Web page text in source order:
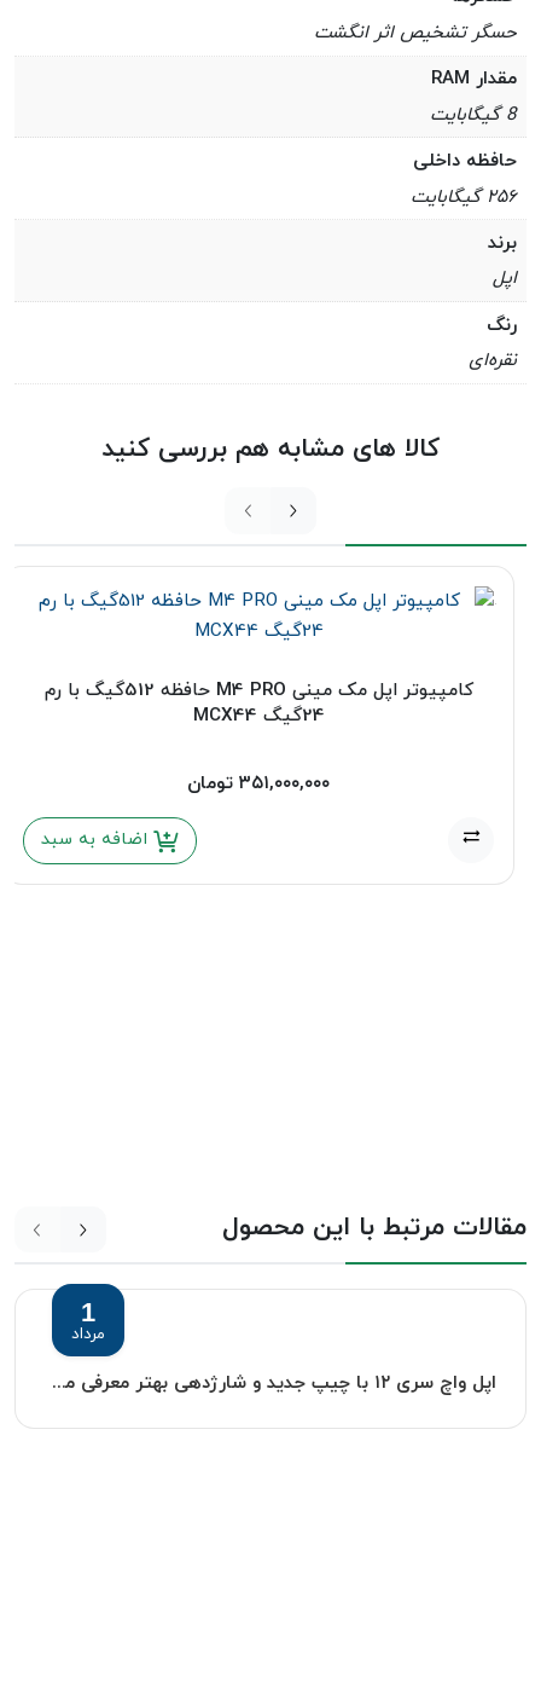
حسگر تشخیص اثر انگشت
مقدار RAM
8 گیگابایت
حافظه داخلی
۲۵۶ گیگابایت
برند
اپل
رنگ
نقره‌ای
کالا های مشابه هم بررسی کنید
کامپیوتر اپل مک مینی M4 PRO حافظه 512گیگ با رم
24گیگ MCX44
۳۵۱,۰۰۰,۰۰۰ تومان
اضافه به سبد
مقالات مرتبط با این محصول
1
مرداد
اپل واچ سری ۱۲ با چیپ جدید و شارژدهی بهتر معرفی می‌شود